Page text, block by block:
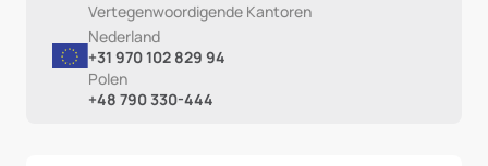
Vertegenwoordigende Kantoren
Nederland
+31 970 102 829 94
Polen
+48 790 330-444